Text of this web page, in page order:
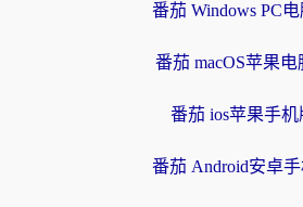
番茄 Windows PC
番茄 macOS苹果电
番茄 ios苹果手机
番茄 Android安卓